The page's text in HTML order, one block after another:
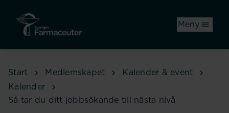
Meny
Start Medlemskapet
Kalender & event
Kalender
Så tar du ditt jobbsökande till nästa nivå